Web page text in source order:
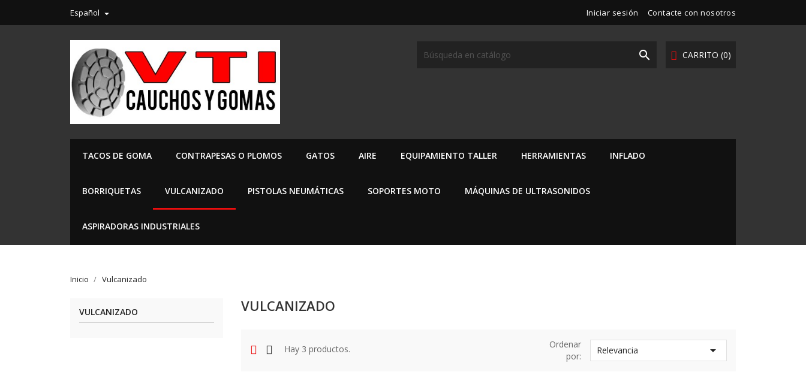
Español  Iniciar sesión Contacte con nosotros
CARRITO (0)

TACOS DE GOMA CONTRAPESAS O PLOMOS GATOS AIRE EQUIPAMIENTO TALLER HERRAMIENTAS INFLADO
BORRIQUETAS VULCANIZADO PISTOLAS NEUMÁTICAS SOPORTES MOTO MÁQUINAS DE ULTRASONIDOS
ASPIRADORAS INDUSTRIALES
Inicio Vulcanizado
VULCANIZADO VULCANIZADO
Hay 3 productos.
Ordenar
por:
Relevancia 